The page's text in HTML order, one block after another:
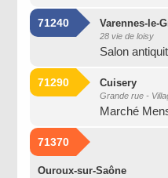
71240 Varennes-le-
28 vie de loisy
Salon
71290 Cuisery
Grande rue -
Marché
71370
Ouroux-sur-Saône